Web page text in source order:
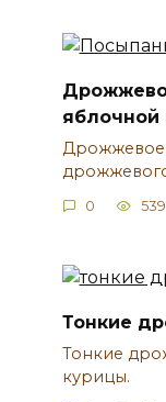
яблочной
Дрожжевое
0 539
Тонкие
Тонкие
курицы.